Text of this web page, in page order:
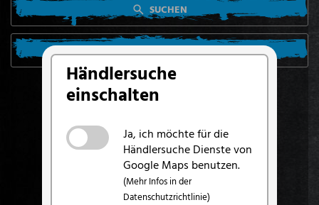
Händlersuche
einschalten
Ja, ich möchte für die
Händlersuche Dienste von
Google Maps benutzen.
(Mehr Infos in der
Datenschutzrichtlinie)
SUCHEN
SUCHE VON MEINEM STANDORT AUS